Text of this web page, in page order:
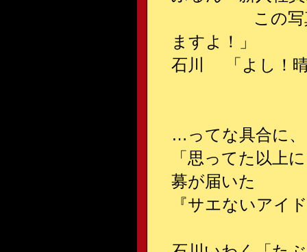
この写真から
ますよ！」
石川 「よし！晴
…ってな具合に
「思ってた以上
募が届いた
『サエないアイ